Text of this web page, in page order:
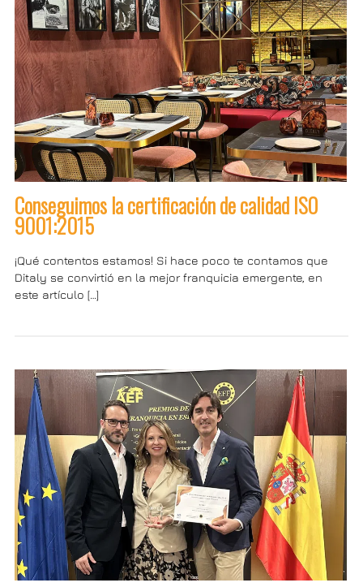
Conseguimos la certificación de calidad ISO
9001:2015
¡Qué contentos estamos! Si hace poco te contamos que
Ditaly se convirtió en la mejor franquicia emergente, en
este artículo […]